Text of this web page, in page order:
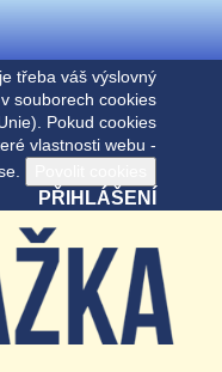
třeba váš výslovný
souborech cookies
Pokud cookies
vlastnosti webu -
PŘIHLÁŠENÍ